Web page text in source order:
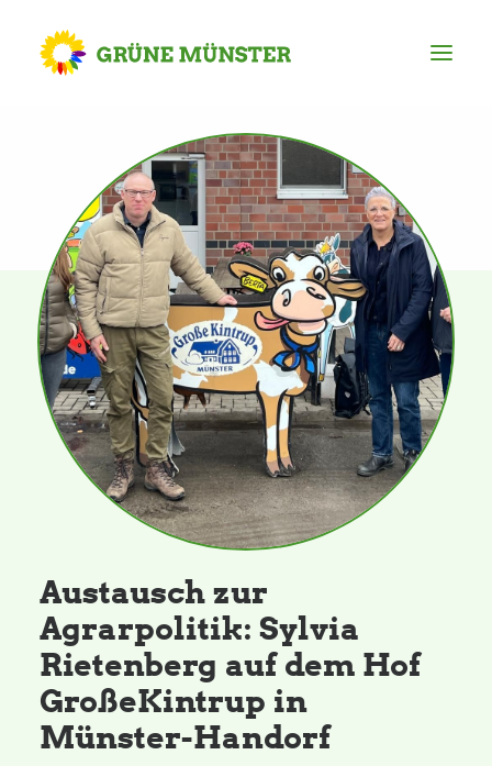
Partei
Kreisvorstand
Kreisgeschäftsstelle
Mitgliederversammlung
Ortsverbände
Kommissionen
Grünes Zentrum
Personen
Sylvia Rietenberg, MdB
Austausch zur
Agrarpolitik: Sylvia
Rietenberg auf dem Hof
GroßeKintrup in
Münster-Handorf